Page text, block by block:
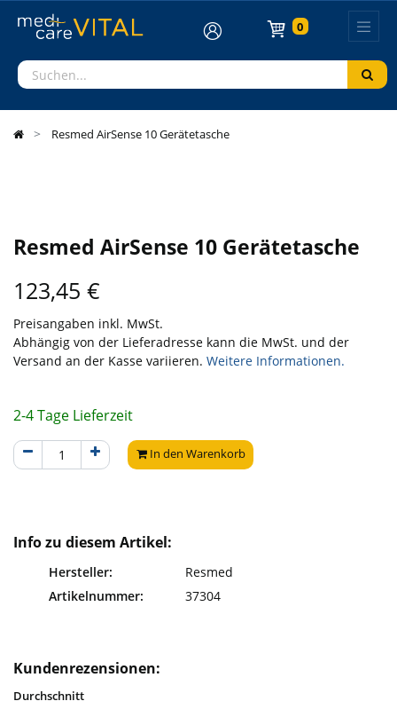
0
Resmed AirSense 10 Gerätetasche
Resmed AirSense 10 Gerätetasche
123,45 €
Preisangaben inkl. MwSt.
Abhängig von der Lieferadresse kann die MwSt. und der
Versand an der Kasse variieren. Weitere Informationen.
2-4 Tage Lieferzeit
In den Warenkorb
Info zu diesem Artikel:
Hersteller:
Resmed
Artikelnummer:
37304
Kundenrezensionen:
Durchschnitt